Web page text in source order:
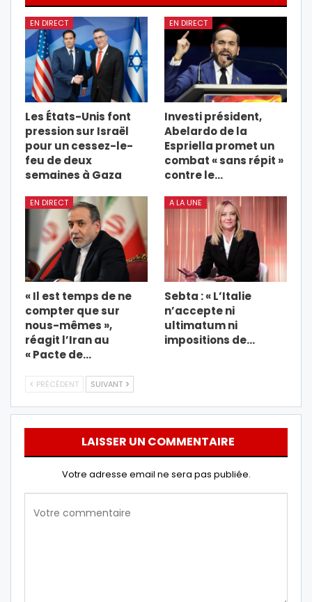
EN DIRECT
Les États-Unis font
pression sur Israël
pour un cessez-le-
feu de deux
semaines à Gaza
EN DIRECT
Investi président,
Abelardo de la
Espriella promet un
combat « sans répit »
contre le…
EN DIRECT
« Il est temps de ne
compter que sur
nous-mêmes »,
réagit l’Iran au
« Pacte de…
A LA UNE
Sebta : « L’Italie
n’accepte ni
ultimatum ni
impositions de…
PRÉCÉDENT SUIVANT
LAISSER UN COMMENTAIRE
Votre adresse email ne sera pas publiée.